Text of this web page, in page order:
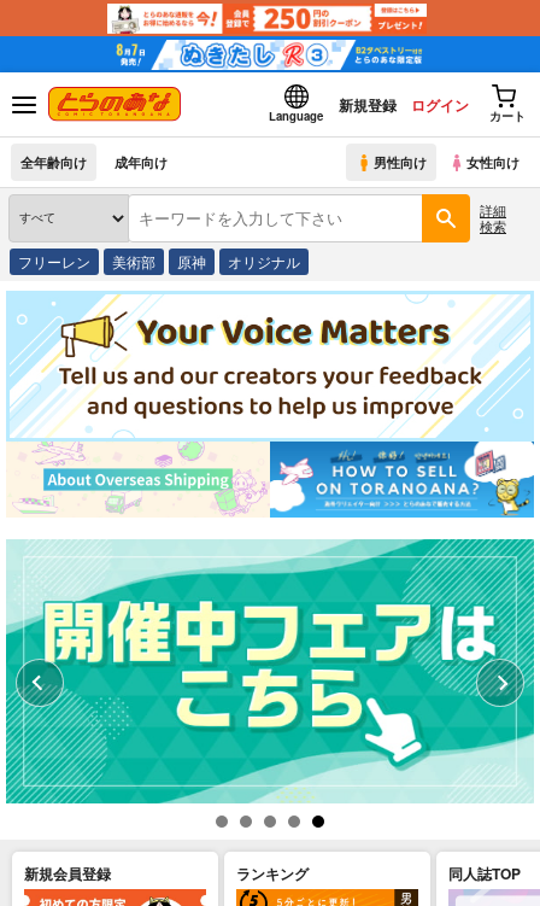
Language
新規登録 ログイン
カート
全年齢向け 成年向け 男性向け 女性向け
詳細
検索
フリーレン 美術部 原神 オリジナル
新規会員登録 ランキング 同人誌TOP